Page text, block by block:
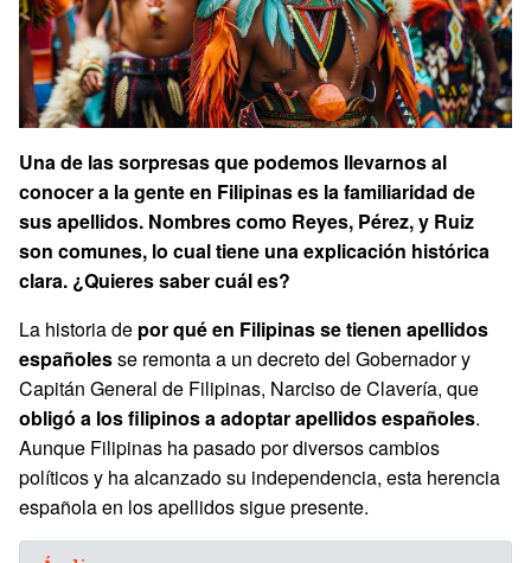
Una de las sorpresas que podemos llevarnos al
conocer a la gente en Filipinas es la familiaridad de
sus apellidos. Nombres como Reyes, Pérez, y Ruiz
son comunes, lo cual tiene una explicación histórica
clara. ¿Quieres saber cuál es?
La historia de por qué en Filipinas se tienen apellidos
españolesse remonta a un decreto del Gobernador y
Capitán General de Filipinas, Narciso de Clavería, que
obligó a los filipinos a adoptar apellidos españoles.
Aunque Filipinas ha pasado por diversos cambios
políticos y ha alcanzado su independencia, esta herencia
española en los apellidos sigue presente.